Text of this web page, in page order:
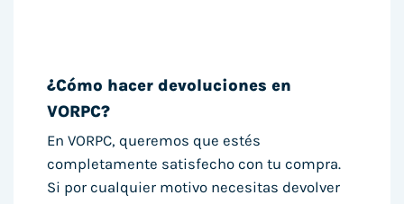
¿Cómo hacer devoluciones en
VORPC?
En VORPC, queremos que estés
completamente satisfecho con tu compra.
Si por cualquier motivo necesitas devolver